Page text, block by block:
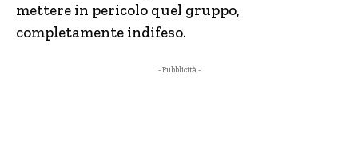
mettere in pericolo quel gruppo,
completamente indifeso.
- Pubblicità -